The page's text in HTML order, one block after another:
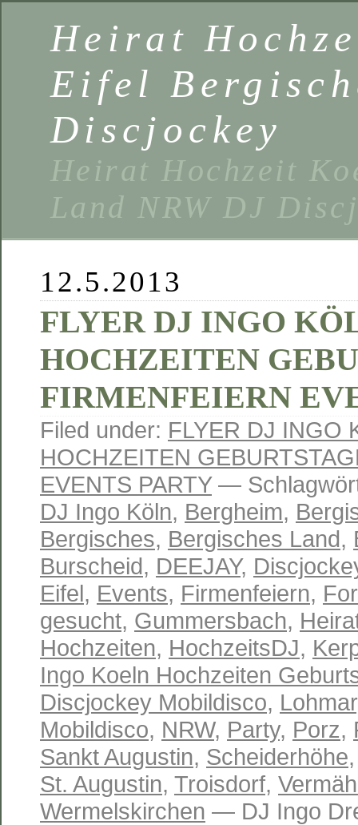
Heirat
Eifel
Discjockey
Heirat Hochzeit
Land NRW DJ
12.5.2013
FLYER DJ INGO
HOCHZEITEN
FIRMENFEIERN
Filed under: FLYER DJ INGO
HOCHZEITEN
EVENTS PARTY—
DJ Ingo Köln, Bergheim,
Bergisches, Bergisches Land,
Burscheid, DEEJAY,
Eifel, Events, Firmenfeiern,
gesucht, Gummersbach,
Hochzeiten, HochzeitsDJ,
Ingo Koeln Hochzeiten
Discjockey Mobildisco, Lohmar
Mobildisco, NRW, Party, Porz,
Sankt Augustin, Scheiderhöhe
St. Augustin, Troisdorf,
Wermelskirchen — DJ Ingo